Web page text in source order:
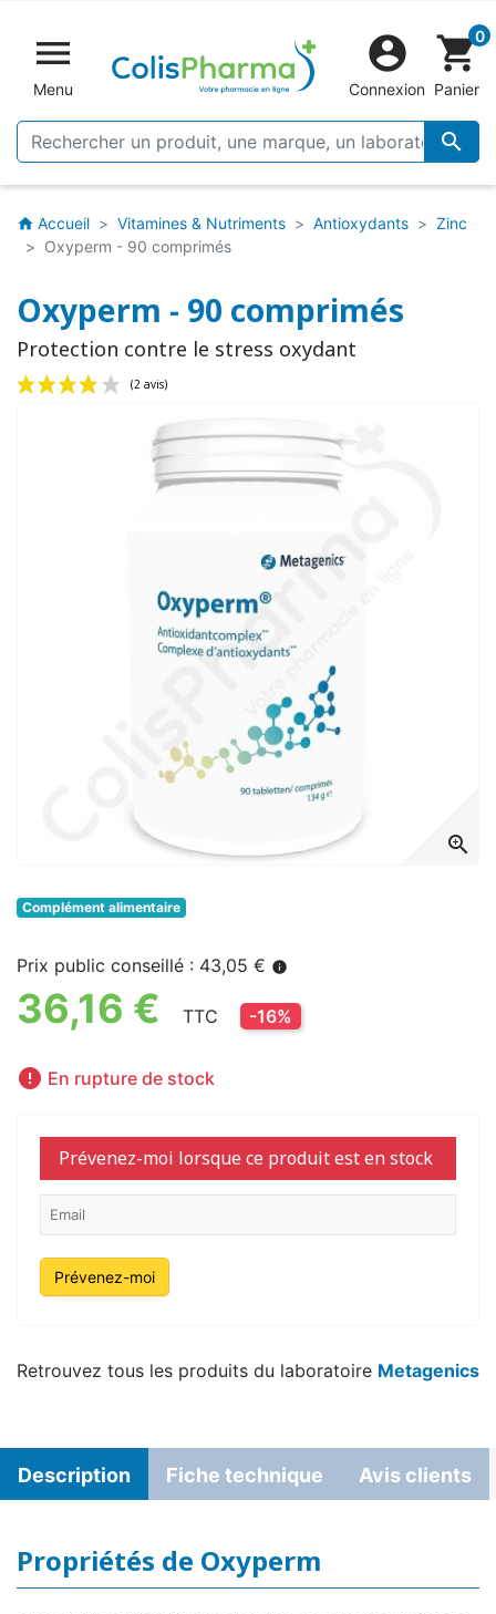

Menu


Connexion
shopping_cart0
Panier
home Accueil Vitamines & Nutriments Antioxydants
Zinc
Oxyperm - 90 comprimés
Oxyperm - 90 comprimés
Protection contre le stress oxydant
(2 avis)
zoom_in
Complément alimentaire
Prix public conseillé : 43,05 € info
36,16 € TTC -16%
 En rupture de stock
Prévenez-moi lorsque ce produit est en stock
Prévenez-moi
Retrouvez tous les produits du laboratoire Metagenics
Description Fiche technique Avis clients
Propriétés de Oxyperm